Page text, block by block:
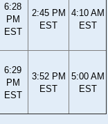
6:28
PM
EST
2:45 PM
EST
4:10 AM
EST
6:29
PM
EST
3:52 PM
EST
5:00 AM
EST